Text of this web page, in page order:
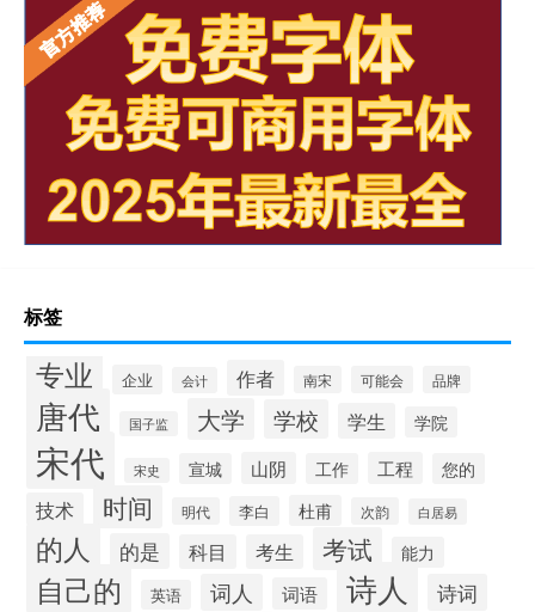
标签
专业 企业 会计 作者 南宋 可能会 品牌
唐代 国子监 大学 学校 学生 学院
宋代 宋史 宣城 山阴 工作 工程 您的
技术 时间 明代 李白 杜甫 次韵 白居易
的人 的是 科目 考生 考试 能力
自己的 英语 词人 词语 诗人 诗词